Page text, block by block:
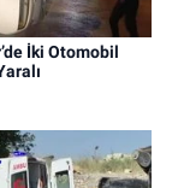
İki Otomobil